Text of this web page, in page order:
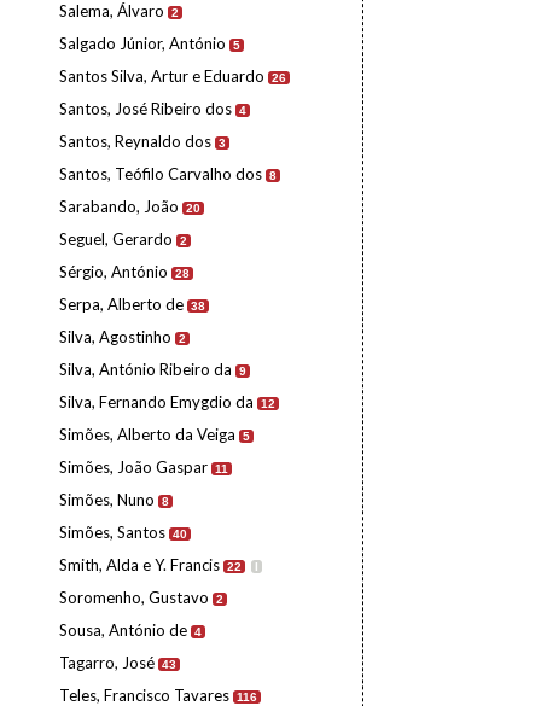
Salema, Álvaro 2
Salgado Júnior, António 5
Santos Silva, Artur e Eduardo 26
Santos, José Ribeiro dos 4
Santos, Reynaldo dos 3
Santos, Teófilo Carvalho dos 8
Sarabando, João 20
Seguel, Gerardo 2
Sérgio, António 28
Serpa, Alberto de 38
Silva, Agostinho 2
Silva, António Ribeiro da 9
Silva, Fernando Emygdio da 12
Simões, Alberto da Veiga 5
Simões, João Gaspar 11
Simões, Nuno 8
Simões, Santos 40
Smith, Alda e Y. Francis 22 I
Soromenho, Gustavo 2
Sousa, António de 4
Tagarro, José 43
Teles, Francisco Tavares 116